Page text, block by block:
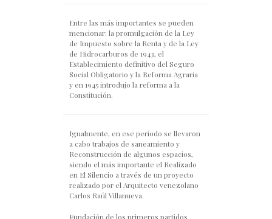
Entre las más importantes se pueden
mencionar: la promulgación de la Ley
de Impuesto sobre la Renta y de la Ley
de Hidrocarburos de 1943, el
Establecimiento definitivo del Seguro
Social Obligatorio y la Reforma Agraria
y en 1945 introdujo la reforma a la
Constitución.
Igualmente, en ese período se llevaron
a cabo trabajos de saneamiento y
Reconstrucción de algunos espacios,
siendo el más importante el Realizado
en El Silencio a través de un proyecto
realizado por el Arquitecto venezolano
Carlos Raúl Villanueva.
Fundación de los primeros partidos